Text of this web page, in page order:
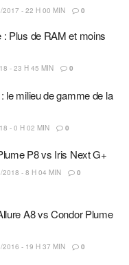
2017 - 22 H 00 MIN 0
Plus de RAM et moins
- 23 H 45 MIN 0
le milieu de gamme de la
- 0 H 02 MIN 0
P8 vs Iris Next G+
2018 - 8 H 04 MIN 0
A8 vs Condor Plume
2016 - 19 H 37 MIN 0